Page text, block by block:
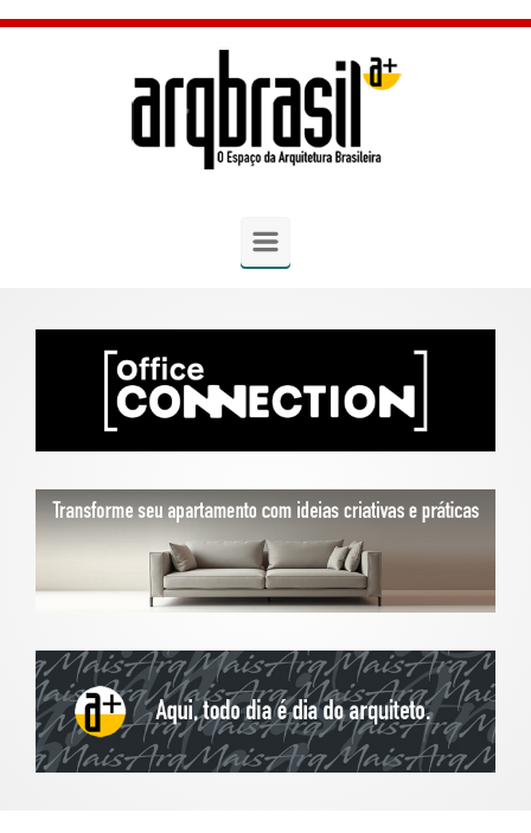
Skip to main content